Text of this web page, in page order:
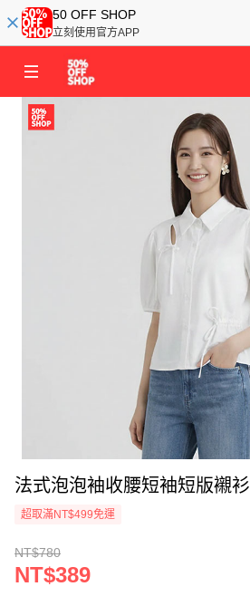
50 OFF SHOP
立刻使用官方APP
法式泡泡袖收腰短袖短版襯衫
超取滿NT$499免運
NT$780
NT$389